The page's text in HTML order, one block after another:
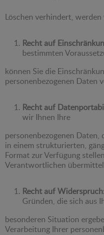
Löschen verhindert,
Recht auf
bestimmten
können Sie die
personenbezogenen Daten
Recht auf
wir Ihnen Ihre
personenbezogenen Daten,
in einem strukturierten,
Format zur Verfügung
Verantwortlichen
Recht auf Widerspruch
Gründen, die sich aus
besonderen Situation
Verarbeitung Ihrer